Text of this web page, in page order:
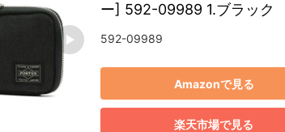
ー] 592-09989 1.ブラック
592-09989
Amazonで見る
楽天市場で見る